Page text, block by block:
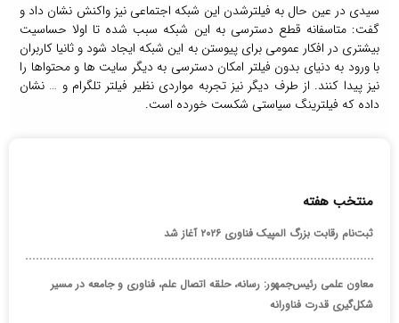
سیدی در عین حال به فیلترشدن این شبکه اجتماعی نیز واکنش نشان داد و
گفت: متاسفانه قطع دسترسی به این شبکه سبب شده تا اولا حساسیت
بیشتری در افکار عمومی برای پیوستن به این شبکه ایجاد شود و ثانیا کاربران
با ورود به دنیای بدون فیلتر امکان دسترسی به دیگر سایت ها و محتواها را
نیز پیدا کنند. از طرف دیگر نیز تجربه مواردی نظیر فیلتر تلگرام و … نشان
داده که فیلترینگ سیاستی شکست خورده است.
منتخب هفته
ثبت‌نام رقابت بزرگ المپیک فناوری ۲۰۲۶ آغاز شد
معاون علمی رئیس‌جمهور: رسانه، حلقه اتصال علم، فناوری و جامعه در مسیر
شکل‌گیری قدرت فناورانه